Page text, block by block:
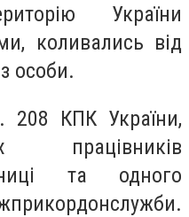
України
коливались від
особи.
208 КПК України,
працівників
та одного